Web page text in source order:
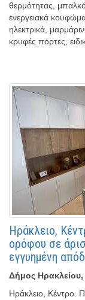
θερμότητας,
ενεργειακά
ηλεκτρικά,
κρυφές πόρτες,
Ηράκλειο,
ορόφου σε
εγγυημένη
Δήμος Ηρακλείου,
Ηράκλειο, Κέντρο.